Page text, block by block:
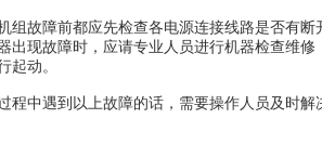
故障前都应先检查各电源连接线路是否有断
出现故障时，应请专业人员进行机器检查维
起动。
遇到以上故障的话，需要操作人员及时解